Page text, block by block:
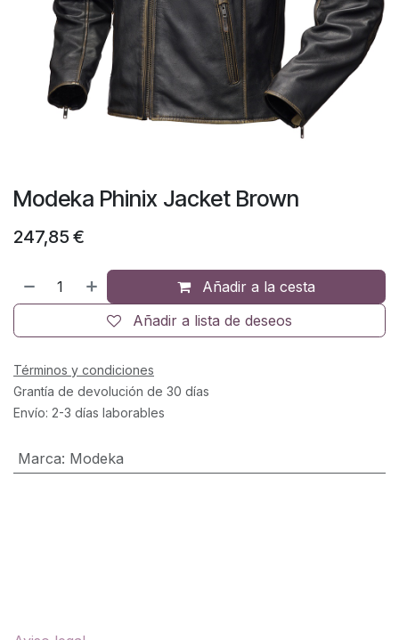
Modeka Phinix Jacket Brown
247,85 €
Añadir a la cesta
Añadir a lista de deseos
Términos y condiciones
Grantía de devolución de 30 días
Envío: 2-3 días laborables
Marca: Modeka